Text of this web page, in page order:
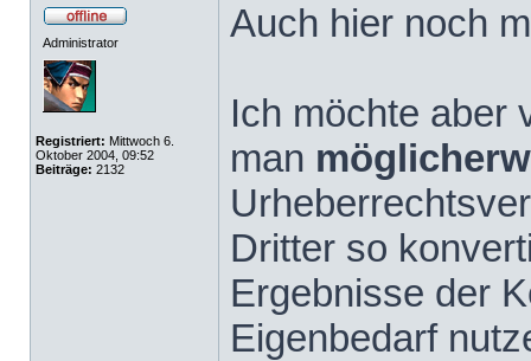
Administrator
Registriert: Mittwoch 6.
Oktober 2004, 09:52
Beiträge: 2132
Auch hier noch
Ich möchte aber
man
Dritter so
Ergebnisse der
Eigenbedarf